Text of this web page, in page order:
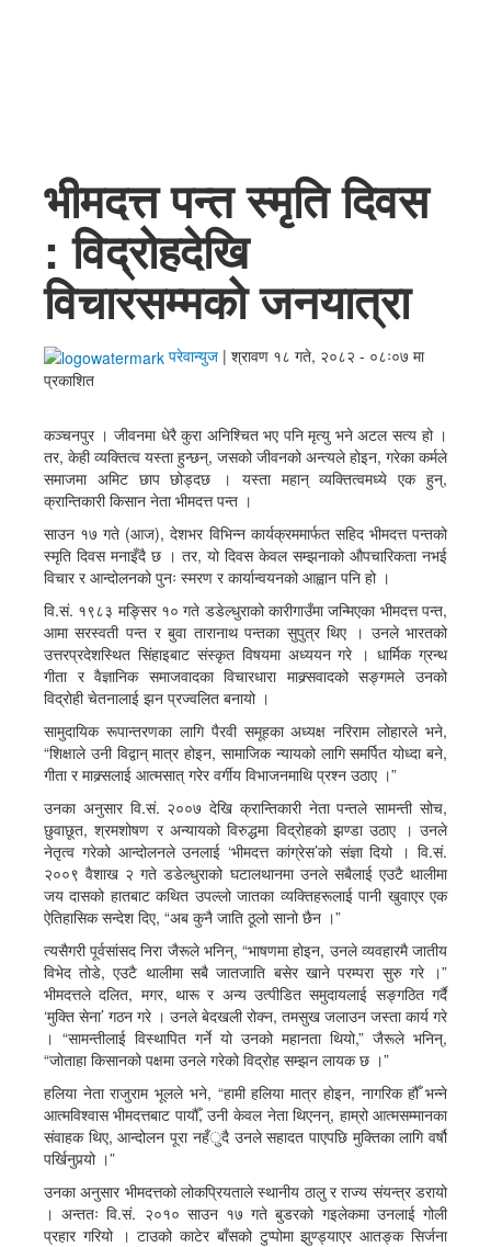
भीमदत्त पन्त स्मृति दिवस
: विद्रोहदेखि
विचारसम्मको जनयात्रा
परेवान्युज| श्रावण १८ गते, २०८२ - ०८ः०७ मा
प्रकाशित
कञ्चनपुर । जीवनमा धेरै कुरा अनिश्चित भए पनि मृत्यु भने अटल सत्य हो ।
तर, केही व्यक्तित्व यस्ता हुन्छन्, जसको जीवनको अन्त्यले होइन, गरेका कर्मले
समाजमा अमिट छाप छोड्दछ । यस्ता महान् व्यक्तित्वमध्ये एक हुन्,
क्रान्तिकारी किसान नेता भीमदत्त पन्त ।
साउन १७ गते (आज), देशभर विभिन्न कार्यक्रममार्फत सहिद भीमदत्त पन्तको
स्मृति दिवस मनाइँदै छ । तर, यो दिवस केवल सम्झनाको औपचारिकता नभई
विचार र आन्दोलनको पुनः स्मरण र कार्यान्वयनको आह्वान पनि हो ।
वि.सं. १९८३ मङ्सिर १० गते डडेल्धुराको कारीगाउँमा जन्मिएका भीमदत्त पन्त,
आमा सरस्वती पन्त र बुवा तारानाथ पन्तका सुपुत्र थिए । उनले भारतको
उत्तरप्रदेशस्थित सिंहाइबाट संस्कृत विषयमा अध्ययन गरे । धार्मिक ग्रन्थ
गीता र वैज्ञानिक समाजवादका विचारधारा माक्र्सवादको सङ्गमले उनको
विद्रोही चेतनालाई झन प्रज्वलित बनायो ।
सामुदायिक रूपान्तरणका लागि पैरवी समूहका अध्यक्ष नरिराम लोहारले भने,
“शिक्षाले उनी विद्वान् मात्र होइन, सामाजिक न्यायको लागि समर्पित योध्दा बने,
गीता र माक्र्सलाई आत्मसात् गरेर वर्गीय विभाजनमाथि प्रश्न उठाए ।”
उनका अनुसार वि.सं. २००७ देखि क्रान्तिकारी नेता पन्तले सामन्ती सोच,
छुवाछूत, श्रमशोषण र अन्यायको विरुद्धमा विद्रोहको झण्डा उठाए । उनले
नेतृत्व गरेको आन्दोलनले उनलाई ‘भीमदत्त कांग्रेस’को संज्ञा दियो । वि.सं.
२००९ वैशाख २ गते डडेल्धुराको घटालथानमा उनले सबैलाई एउटै थालीमा
जय दासको हातबाट कथित उपल्लो जातका व्यक्तिहरूलाई पानी खुवाएर एक
ऐतिहासिक सन्देश दिए, “अब कुनै जाति ठूलो सानो छैन ।”
त्यसैगरी पूर्वसांसद निरा जैरूले भनिन्, “भाषणमा होइन, उनले व्यवहारमै जातीय
विभेद तोडे, एउटै थालीमा सबै जातजाति बसेर खाने परम्परा सुरु गरे ।”
भीमदत्तले दलित, मगर, थारू र अन्य उत्पीडित समुदायलाई सङ्गठित गर्दै
‘मुक्ति सेना’ गठन गरे । उनले बेदखली रोक्न, तमसुख जलाउन जस्ता कार्य गरे
। “सामन्तीलाई विस्थापित गर्ने यो उनको महानता थियो,” जैरूले भनिन्,
“जोताहा किसानको पक्षमा उनले गरेको विद्रोह सम्झन लायक छ ।”
हलिया नेता राजुराम भूलले भने, “हामी हलिया मात्र होइन, नागरिक हौँ भन्ने
आत्मविश्वास भीमदत्तबाट पायौँ, उनी केवल नेता थिएनन्, हाम्रो आत्मसम्मानका
संवाहक थिए, आन्दोलन पूरा नहँुदै उनले सहादत पाएपछि मुक्तिका लागि वर्षौ
पर्खिनुपर्‍यो ।”
उनका अनुसार भीमदत्तको लोकप्रियताले स्थानीय ठालु र राज्य संयन्त्र डरायो
। अन्ततः वि.सं. २०१० साउन १७ गते बुडरको गइलेकमा उनलाई गोली
प्रहार गरियो । टाउको काटेर बाँसको टुप्पोमा झुण्ड्याएर आतङ्क सिर्जना